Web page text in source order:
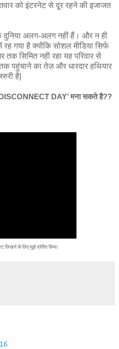
को इंटरनेट से दूर रहने की इजाजत
दुनिया अलग-अलग नहीं हैं। और न ही
गया है क्योंकि सोशल मीडिया सिर्फ
सिमित नही रहा यह परिवार से
पहुंचाने का तेज़ और धारदार हथियार
है|
DAY’ मना सकते है??
लिखने के लिए मुझे प्रेरित किया